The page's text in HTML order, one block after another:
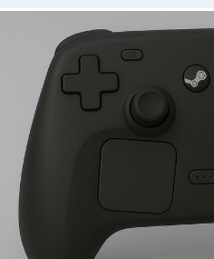
Abonnements,
gelegentliche Online-
statt über
aber auch
einen Plan ist das Geld
cleveres Guthaben-
planbar und lässt